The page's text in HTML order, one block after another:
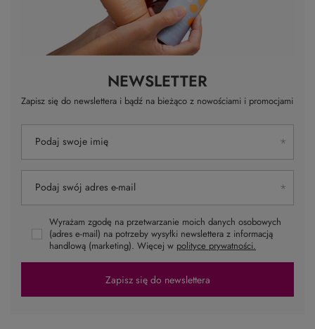
NEWSLETTER
Zapisz się do newslettera i bądź na bieżąco z nowościami i promocjami
Podaj swoje imię
Podaj swój adres e-mail
Wyrażam zgodę na przetwarzanie moich danych osobowych
(adres e-mail) na potrzeby wysyłki newslettera z informacją
handlową (marketing). Więcej w polityce prywatności.
Zapisz się do newslettera